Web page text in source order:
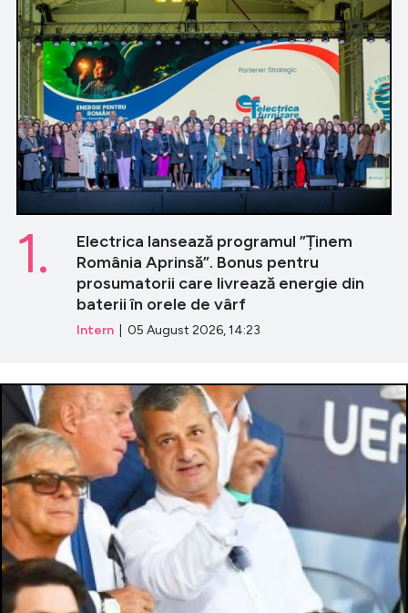
Electrica lansează programul ”Ținem
România Aprinsă”. Bonus pentru
prosumatorii care livrează energie din
baterii în orele de vârf
Intern | 05 August 2026, 14:23
1.